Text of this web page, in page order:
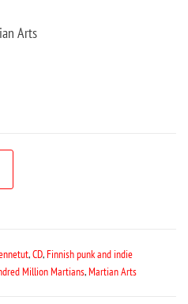
Arts
,CD,Finnish punk and indie
Million Martians,Martian Arts